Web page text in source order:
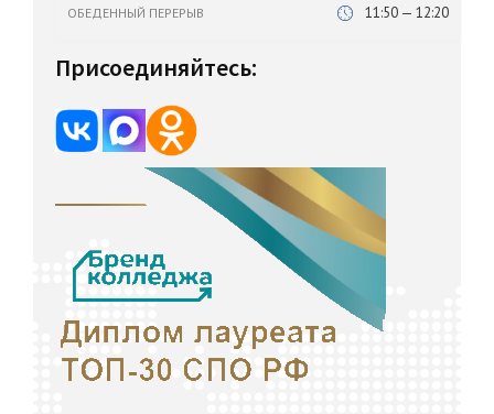
ОБЕДЕННЫЙ ПЕРЕРЫВ 11:50 — 12:20
Присоединяйтесь: